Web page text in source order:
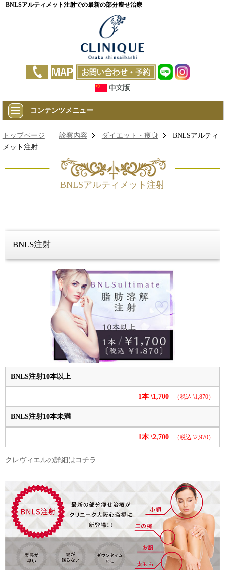
BNLSアルティメット注射での最新の部分痩せ治療
コンテンツメニュー
トップページ 診察内容 ダイエット・痩身
BNLSアルティ
メット注射
BNLSアルティメット注射
BNLS注射
BNLS注射10本以上
1本 \1,700 （税込 \1,870）
BNLS注射10本未満
1本 \2,700 （税込 \2,970）
クレヴィエルの詳細はコチラ